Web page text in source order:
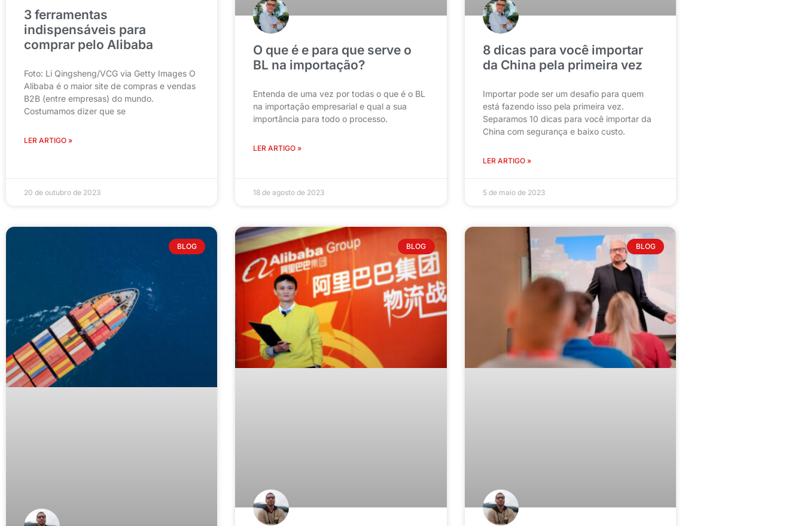
3 ferramentas
indispensáveis para
comprar pelo Alibaba
Foto: Li Qingsheng/VCG via Getty Images O
Alibaba é o maior site de compras e vendas
B2B (entre empresas) do mundo.
Costumamos dizer que se
LER ARTIGO »
20 de outubro de 2023
O que é e para que serve o
BL na importação?
Entenda de uma vez por todas o que é o BL
na importação empresarial e qual a sua
importância para todo o processo.
LER ARTIGO »
18 de agosto de 2023
8 dicas para você importar
da China pela primeira vez
Importar pode ser um desafio para quem
está fazendo isso pela primeira vez.
Separamos 10 dicas para você importar da
China com segurança e baixo custo.
LER ARTIGO »
5 de maio de 2023
BLOG BLOG BLOG